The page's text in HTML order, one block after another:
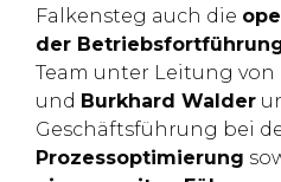
Falkensteg auch die
der
Team unter Leitung von
und Burkhard Walder
Geschäftsführung bei
Prozessoptimierung